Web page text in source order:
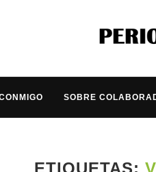
SOBRE